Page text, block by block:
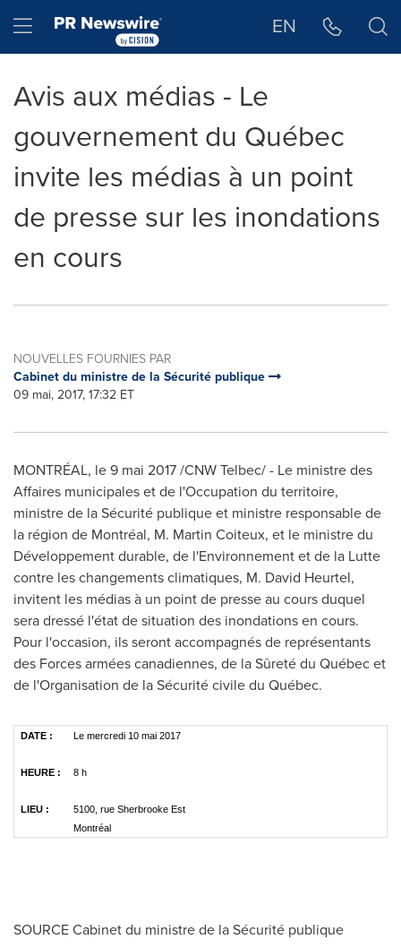
Hamburger menu EN
Avis aux médias - Le
gouvernement du Québec
invite les médias à un point
de presse sur les inondations
en cours
NOUVELLES FOURNIES PAR
Cabinet du ministre de la Sécurité publique
09 mai, 2017, 17:32 ET
MONTRÉAL, le 9 mai 2017 /CNW Telbec/ - Le ministre des
Affaires municipales et de l'Occupation du territoire,
ministre de la Sécurité publique et ministre responsable de
la région de Montréal, M. Martin Coiteux, et le ministre du
Développement durable, de l'Environnement et de la Lutte
contre les changements climatiques, M. David Heurtel,
invitent les médias à un point de presse au cours duquel
sera dressé l'état de situation des inondations en cours.
Pour l'occasion, ils seront accompagnés de représentants
des Forces armées canadiennes, de la Sûreté du Québec et
de l'Organisation de la Sécurité civile du Québec.
DATE : Le mercredi 10 mai 2017
HEURE : 8 h
LIEU :
5100, rue Sherbrooke Est
Montréal
SOURCE Cabinet du ministre de la Sécurité publique